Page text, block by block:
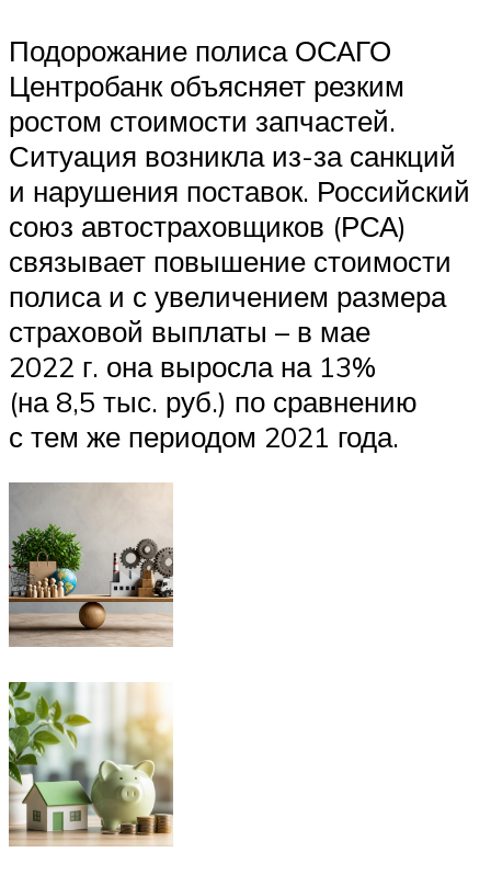
Подорожание полиса ОСАГО
Центробанк объясняет резким
ростом стоимости запчастей.
Ситуация возникла из-за санкций
и нарушения поставок. Российский
союз автостраховщиков (РСА)
связывает повышение стоимости
полиса и с увеличением размера
страховой выплаты – в мае
2022 г. она выросла на 13%
(на 8,5 тыс. руб.) по сравнению
с тем же периодом 2021 года.